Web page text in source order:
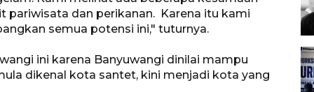
pariwisata dan perikanan. Karena itu kami
semua potensi ini," tuturnya.
ini karena Banyuwangi dinilai mampu
dikenal kota santet, kini menjadi kota yang